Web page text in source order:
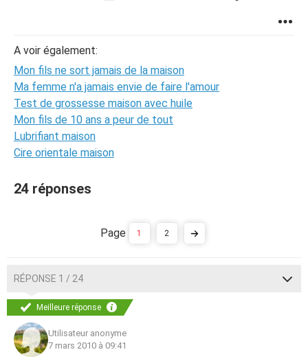
A voir également:
Mon fils ne sort jamais de la maison
Ma femme n'a jamais envie de faire l'amour
Test de grossesse maison avec huile
Mon fils de 10 ans a peur de tout
Lubrifiant maison
Cire orientale maison
24 réponses
1 2
RÉPONSE 1 / 24
Meilleure réponse
Utilisateur anonyme
7 mars 2010 à 09:41